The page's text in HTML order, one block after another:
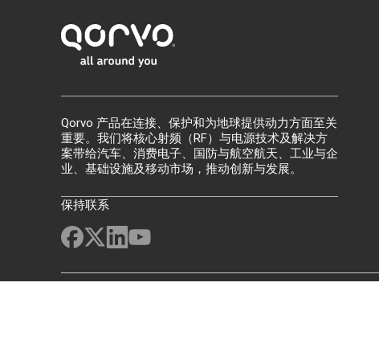
Qorvo 产品在连接、保护和为地球提供动力方面至关
重要。我们将核心射频（RF）与电源技术及解决方
案带给汽车、消费电子、国防与航空航天、工业与企
业、基础设施及移动市场，推动创新与发展。
保持联系